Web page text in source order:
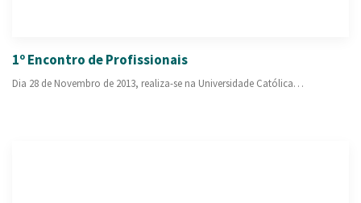
1º Encontro de Profissionais
Dia 28 de Novembro de 2013, realiza-se na Universidade Católica…